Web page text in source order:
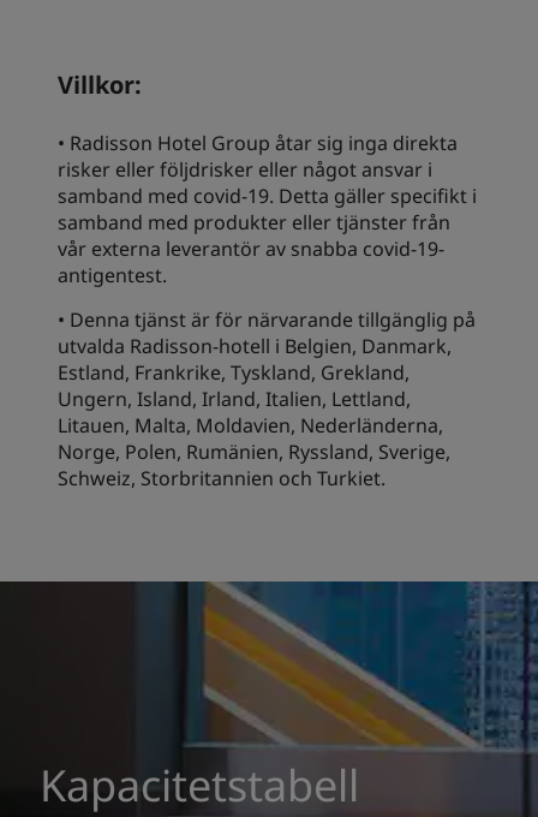
Villkor:
• Radisson Hotel Group åtar sig inga direkta
risker eller följdrisker eller något ansvar i
samband med covid-19. Detta gäller specifikt i
samband med produkter eller tjänster från
vår externa leverantör av snabba covid-19-
antigentest.
• Denna tjänst är för närvarande tillgänglig på
utvalda Radisson-hotell i Belgien, Danmark,
Estland, Frankrike, Tyskland, Grekland,
Ungern, Island, Irland, Italien, Lettland,
Litauen, Malta, Moldavien, Nederländerna,
Norge, Polen, Rumänien, Ryssland, Sverige,
Schweiz, Storbritannien och Turkiet.
Kapacitetstabell